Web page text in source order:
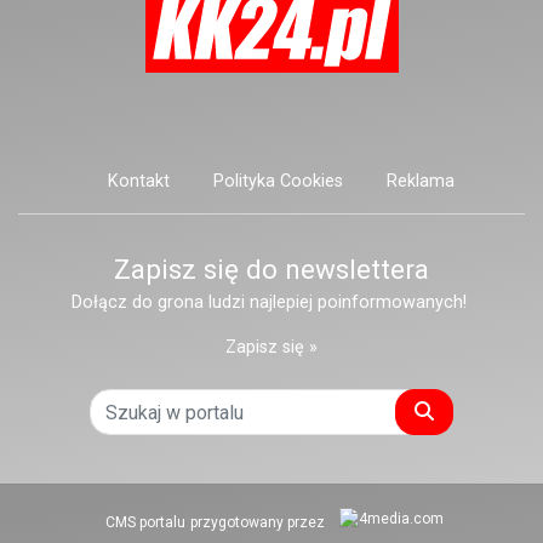
Kontakt Polityka Cookies Reklama
Zapisz się do newslettera
Dołącz do grona ludzi najlepiej poinformowanych!
Zapisz się »
Szukaj
CMS portalu przygotowany przez